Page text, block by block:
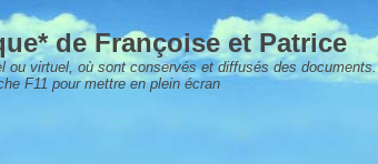
de Françoise et Patrice
ou virtuel, où sont conservés et diffusés des documents.
F11 pour mettre en plein écran